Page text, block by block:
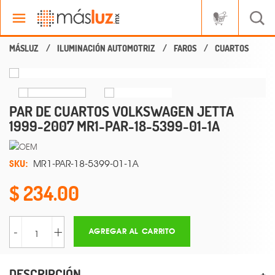
ILUMINACIÓN AUTOMOTRIZ FAROS CUARTOS
PAR DE CUARTOS VOLKSWAGEN JETTA
1999-2007 MR1-PAR-18-5399-01-1A
SKU: MR1-PAR-18-5399-01-1A
234.00
- + AGREGAR AL CARRITO